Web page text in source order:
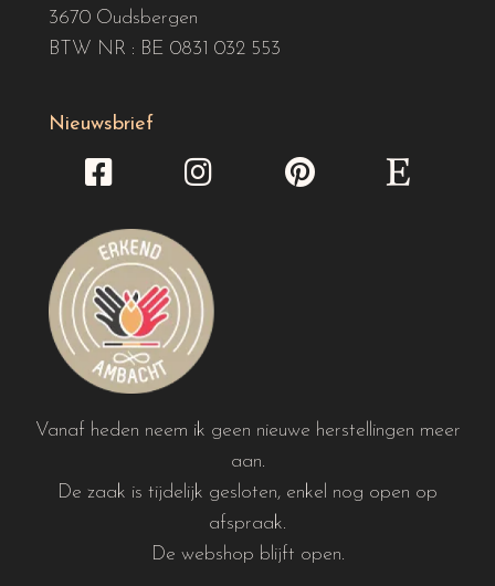
3670 Oudsbergen
BTW NR : BE 0831 032 553
Nieuwsbrief
Vanaf heden neem ik geen nieuwe herstellingen meer
aan.
De zaak is tijdelijk gesloten, enkel nog open op
afspraak.
De webshop blijft open.